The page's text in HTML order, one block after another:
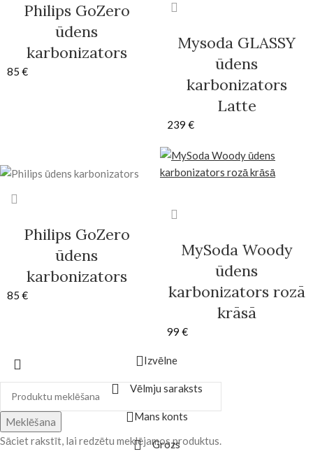
Philips GoZero
ūdens
karbonizators
85 €
Mysoda GLASSY
ūdens
karbonizators
Latte
239 €
Philips GoZero
ūdens
karbonizators
85 €
MySoda Woody
ūdens
karbonizators rozā
krāsā
99 €
Meklēšana
Sāciet rakstīt, lai redzētu meklējamos produktus.
Izvēlne
Vēlmju saraksts
Mans konts
Grozs